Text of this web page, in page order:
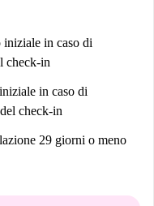
iniziale in caso di
check-in
in caso di
check-in
29 giorni o meno